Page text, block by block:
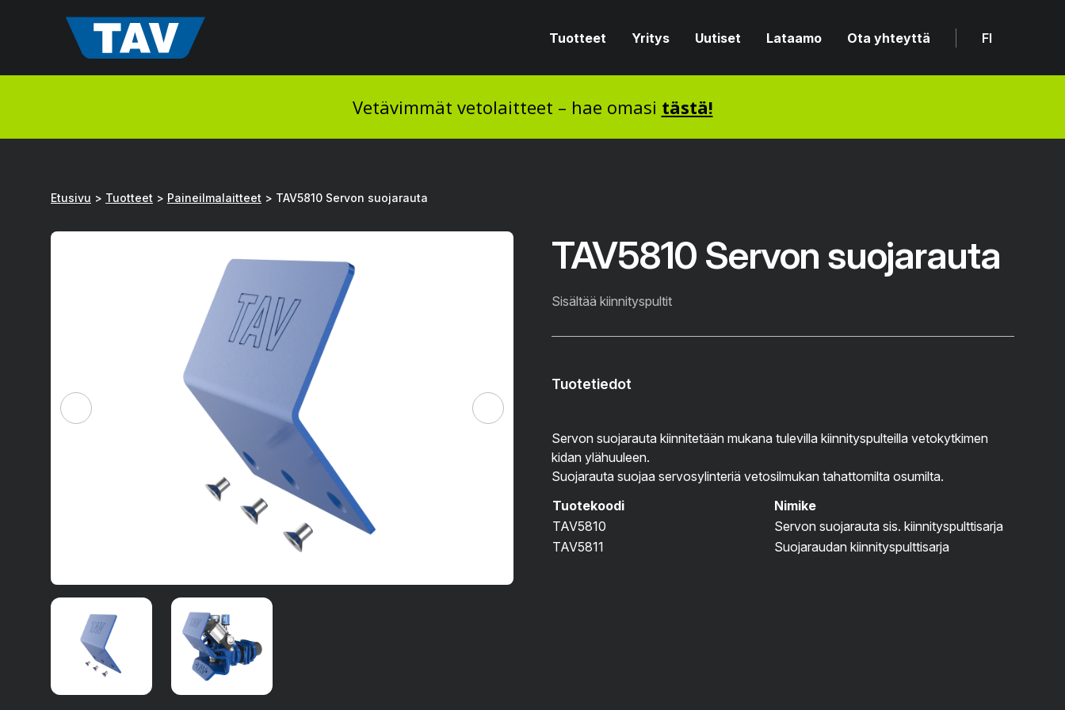
Tuotteet Yritys Uutiset Lataamo Ota yhteyttä FI
Vetävimmät vetolaitteet – hae omasi tästä!
Etusivu > Tuotteet > Paineilmalaitteet > TAV5810 Servon suojarauta
TAV5810 Servon suojarauta
Sisältää kiinnityspultit
Tuotetiedot
Servon suojarauta kiinnitetään mukana tulevilla kiinnityspulteilla vetokytkimen
kidan ylähuuleen.
Suojarauta suojaa servosylinteriä vetosilmukan tahattomilta osumilta.
Tuotekoodi
Nimike
TAV5810
Servon suojarauta sis. kiinnityspulttisarja
TAV5811
Suojaraudan kiinnityspulttisarja